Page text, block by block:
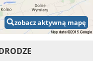
zobacz aktywną mapę